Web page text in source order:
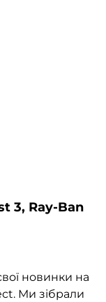
3, Ray-Ban
новинки на
Ми зібрали